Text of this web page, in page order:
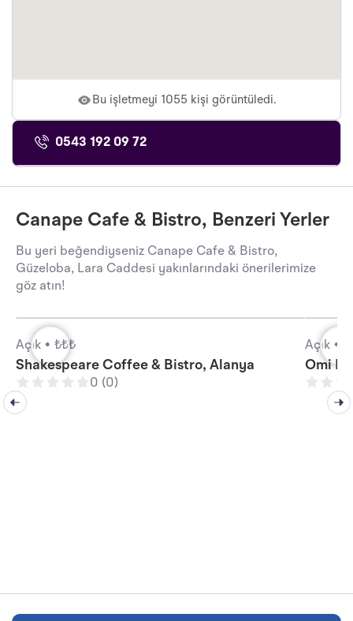
Bu işletmeyi 1055 kişi görüntüledi.
0543 192 09 72
Canape Cafe & Bistro, Benzeri Yerler
Bu yeri beğendiyseniz Canape Cafe & Bistro,
Güzeloba, Lara Caddesi yakınlarındaki önerilerimize
göz atın!
Açık • ₺₺₺
Shakespeare Coffee & Bistro, Alanya
0 (0)
Açık •
Omi